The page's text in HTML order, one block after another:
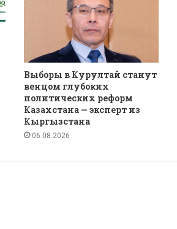
Выборы в Курултай станут
венцом глубоких
политических реформ
Казахстана — эксперт из
Кыргызстана
06.08.2026